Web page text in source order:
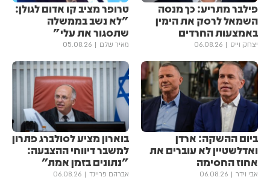
פילבר מתריע: כך מנסה
השמאל לרסק את הימין
באמצעות החרדים
יצחק וייס 06.08.26
טרופר מציב קו אדום לגולן:
"לא נשב בממשלה
שתסגור את עלי"
מאיר שלם 05.08.26
ביום ההשקה: ארדן
ואדלשטיין לא עוברים את
אחוז החסימה
אבי וידר 06.08.26
בוארון מציע לסולברג פתרון
למשבר דיווחי ההצבעה:
"נתונים בזמן אמת"
אברהם פריינד 06.08.26